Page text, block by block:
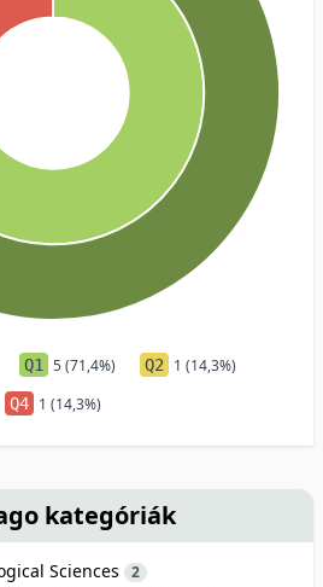
Q1 5 (71,4%) Q2 1 (14,3%)
Q4 1 (14,3%)
kategóriák
Sciences 2